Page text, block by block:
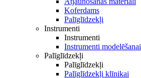
Koferdams
Palīglīdzekļi
Instrumenti
Instrumenti
Instrumenti modelēšanai
Palīglīdzekļi
Palīglīdzekļi
Palīglīdzekļi klīnikai